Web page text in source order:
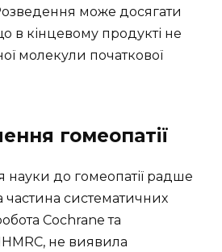
може досягати
в кінцевому продукті не
молекули початкової
гомеопатії
науки до гомеопатії радше
частина систематичних
Cochrane та
не виявила